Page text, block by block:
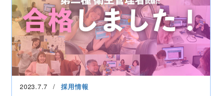
2023.7.7 採用情報